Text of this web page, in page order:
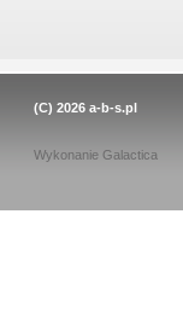
(C) 2026 a-b-s.pl
Wykonanie Galactica